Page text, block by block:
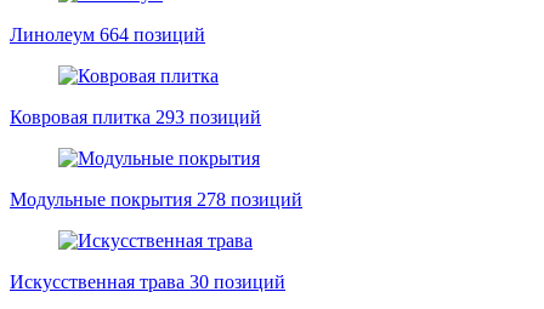
Линолеум 664 позиций
Ковровая плитка 293 позиций
Модульные покрытия 278 позиций
Искусственная трава 30 позиций